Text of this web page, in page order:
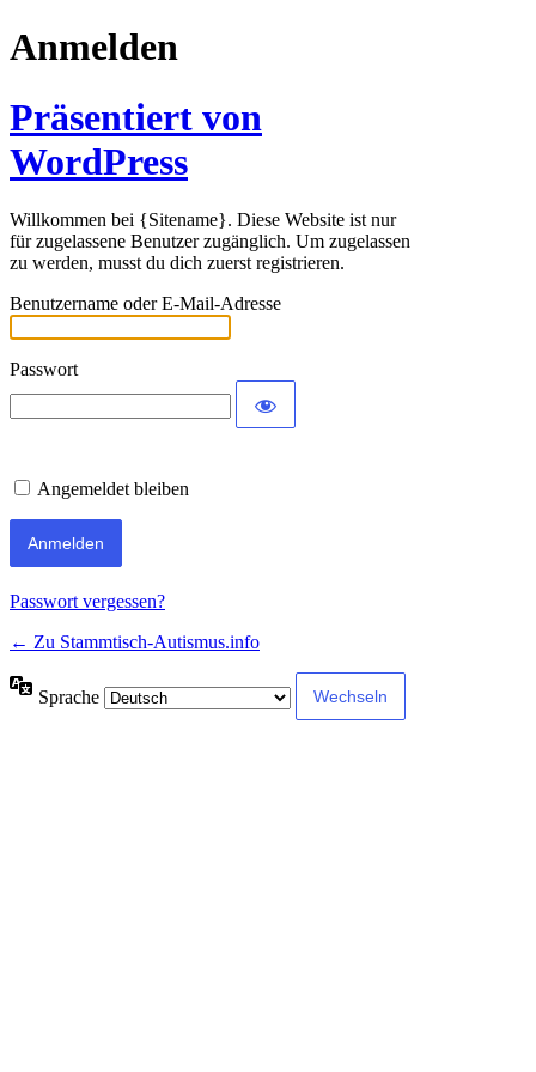
Anmelden
Präsentiert von
WordPress
Willkommen bei {Sitename}. Diese Website ist nur
für zugelassene Benutzer zugänglich. Um zugelassen
zu werden, musst du dich zuerst registrieren.
Benutzername oder E-Mail-Adresse
Passwort
Angemeldet bleiben
Passwort vergessen?
← Zu Stammtisch-Autismus.info
Sprache